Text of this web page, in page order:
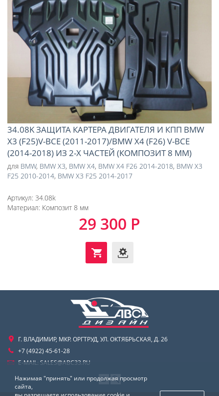
34.08K ЗАЩИТА КАРТЕРА ДВИГАТЕЛЯ И КПП BMW
X3 (F25)V-ВСЕ (2011-2017)/BMW X4 (F26) V-ВСЕ
(2014-2018) ИЗ 2-Х ЧАСТЕЙ (КОМПОЗИТ 8 ММ)
для BMW, BMW X3, BMW X4, BMW X4 F26 2014-2018, BMW X3
F25 2010-2014, BMW X3 F25 2014-2017
Артикул: 34.08k
Материал: Композит 8 мм
29 300 Р
Г. ВЛАДИМИР, МКР. ОРГТРУД, УЛ. ОКТЯБРЬСКАЯ, Д. 26
+7 (4922) 45-61-28
E-MAIL: SALES@ABC33.RU
Нажимая "принять" или продолжая просмотр
сайта,